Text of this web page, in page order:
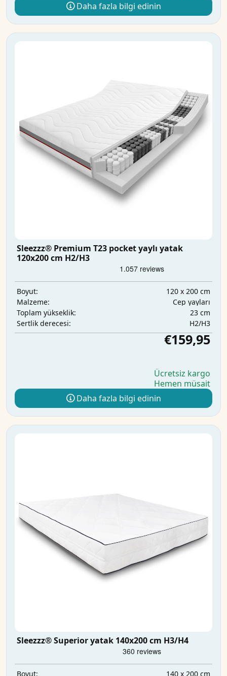
Daha fazla bilgi edinin
Sleezzz® Premium T23 pocket yaylı yatak
120x200 cm H2/H3
Boyut:
120 x 200 cm
Malzeme:
Cep yayları
Toplam yükseklik:
23 cm
Sertlik derecesi:
H2/H3
€159,95
Ücretsiz kargo
Hemen müsait
Daha fazla bilgi edinin
Sleezzz® Superior yatak 140x200 cm H3/H4
Boyut: 140 x 200 cm